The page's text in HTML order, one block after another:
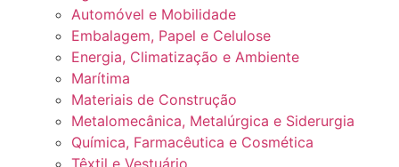
Automóvel e Mobilidade
Embalagem, Papel e Celulose
Energia, Climatização e Ambiente
Marítima
Materiais de Construção
Metalomecânica, Metalúrgica e Siderurgia
Química, Farmacêutica e Cosmética